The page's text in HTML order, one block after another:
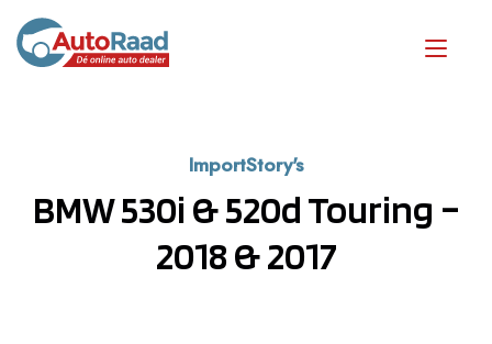
ImportStory's
BMW 530i & 520d Touring –
2018 & 2017